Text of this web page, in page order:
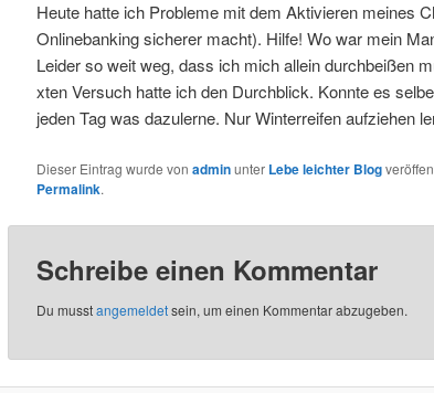
Heute hatte ich Probleme mit dem Aktivieren meines
Onlinebanking sicherer macht). Hilfe! Wo war mein
Leider so weit weg, dass ich mich allein durchbeißen
xten Versuch hatte ich den Durchblick. Konnte es
jeden Tag was dazulerne. Nur Winterreifen aufziehen
Dieser Eintrag wurde von adminunter Lebe leichter Blog
Permalink.
Schreibe einen Kommentar
Du musstangemeldetsein, um einen Kommentar abzugeben.